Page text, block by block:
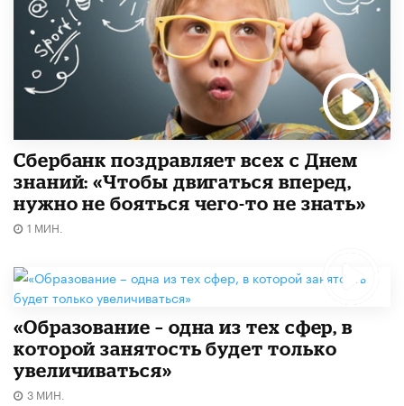
Сбербанк поздравляет всех с Днем
знаний: «Чтобы двигаться вперед,
нужно не бояться чего-то не знать»
1 МИН.
«Образование – одна из тех сфер, в
которой занятость будет только
увеличиваться»
3 МИН.